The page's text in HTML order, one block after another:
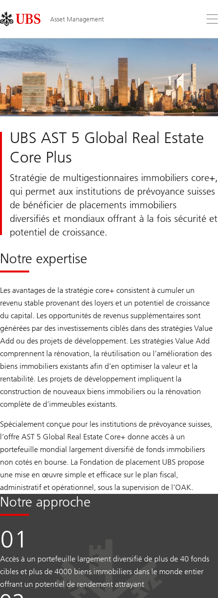
Links
Area
Asset Management
le
UBS AST 5 Global Real Estate
Core Plus
Stratégie de multigestionnaires immobiliers core+,
qui permet aux institutions de prévoyance suisses
de bénéficier de placements immobiliers
diversifiés et mondiaux offrant à la fois sécurité et
potentiel de croissance.
Notre expertise
Les avantages de la stratégie core+ consistent à cumuler un
revenu stable provenant des loyers et un potentiel de croissance
du capital. Les opportunités de revenus supplémentaires sont
générées par des investissements ciblés dans des stratégies Value
Add ou des projets de développement. Les stratégies Value Add
comprennent la rénovation, la réutilisation ou l’amélioration des
biens immobiliers existants afin d’en optimiser la valeur et la
rentabilité. Les projets de développement impliquent la
construction de nouveaux biens immobiliers ou la rénovation
complète de d’immeubles existants.
Spécialement conçue pour les institutions de prévoyance suisses,
l’offre AST 5 Global Real Estate Core+ donne accès à un
portefeuille mondial largement diversifié de fonds immobiliers
non cotés en bourse. La Fondation de placement UBS propose
une mise en œuvre simple et efficace sur le plan fiscal,
administratif et opérationnel, sous la supervision de l’OAK.
Notre approche
Accès à un portefeuille largement diversifié de plus de 40 fonds
cibles et plus de 4000 biens immobiliers dans le monde entier
offrant un potentiel de rendement attrayant